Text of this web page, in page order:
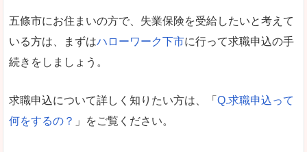
五條市にお住まいの方で、失業保険を受給したいと考えて
いる方は、まずはハローワーク下市に行って求職申込の手
続きをしましょう。
求職申込について詳しく知りたい方は、「 Q.求職申込って
何をするの？ 」をご覧ください。